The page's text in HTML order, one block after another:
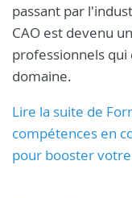
passant par
CAO est devenu
professionnels
domaine.
Lire la suite de
compétences en
pour booster